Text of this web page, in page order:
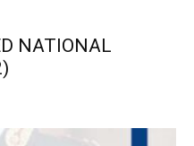
NATIONAL